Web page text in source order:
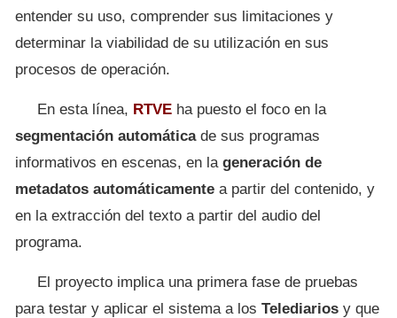
entender su uso, comprender sus limitaciones y
determinar la viabilidad de su utilización en sus
procesos de operación.
En esta línea, RTVE ha puesto el foco en la
segmentación automáticade sus programas
informativos en escenas, en la generación de
metadatos automáticamente a partir del contenido, y
en la extracción del texto a partir del audio del
programa.
El proyecto implica una primera fase de pruebas
para testar y aplicar el sistema a los Telediarios y que